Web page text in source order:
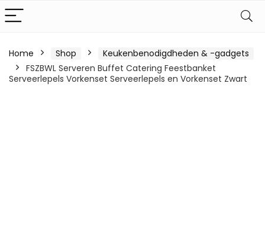
Home Shop
Keukenbenodigdheden & -gadgets
FSZBWL Serveren Buffet Catering Feestbanket
Serveerlepels Vorkenset Serveerlepels en Vorkenset Zwart